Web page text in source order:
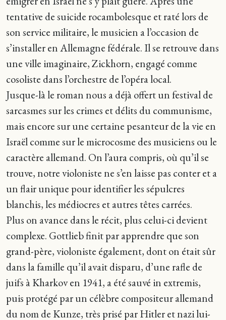
tentative de suicide rocambolesque et raté lors de
son service militaire, le musicien a l’occasion de
s’installer en Allemagne fédérale. Il se retrouve dans
une ville imaginaire, Zickhorn, engagé comme
cosoliste dans l’orchestre de l’opéra local.
Jusque-là le roman nous a déjà offert un festival de
sarcasmes sur les crimes et délits du communisme,
mais encore sur une certaine pesanteur de la vie en
Israël comme sur le microcosme des musiciens ou le
caractère allemand. On l’aura compris, où qu’il se
trouve, notre violoniste ne s’en laisse pas conter et a
un flair unique pour identifier les sépulcres
blanchis, les médiocres et autres têtes carrées.
Plus on avance dans le récit, plus celui-ci devient
complexe. Gottlieb finit par apprendre que son
grand-père, violoniste également, dont on était sûr
dans la famille qu’il avait disparu, d’une rafle de
juifs à Kharkov en 1941, a été sauvé in extremis,
puis protégé par un célèbre compositeur allemand
du nom de Kunze, très prisé par Hitler et nazi lui-